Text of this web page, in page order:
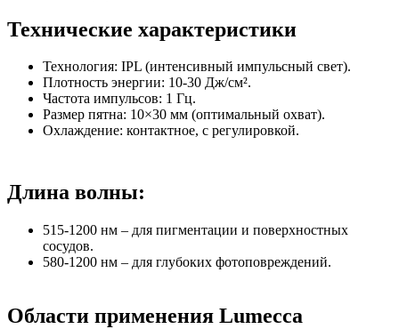
Технические характеристики
Технология: IPL (интенсивный импульсный свет).
Плотность энергии: 10-30 Дж/см².
Частота импульсов: 1 Гц.
Размер пятна: 10×30 мм (оптимальный охват).
Охлаждение: контактное, с регулировкой.
Длина волны:
515-1200 нм – для пигментации и поверхностных
сосудов.
580-1200 нм – для глубоких фотоповреждений.
Области применения Lumecca